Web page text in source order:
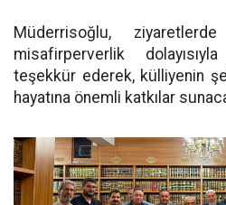
Müderrisoğlu,
misafirperverlik
teşekkür ederek, külliyenin
hayatına önemli katkılar